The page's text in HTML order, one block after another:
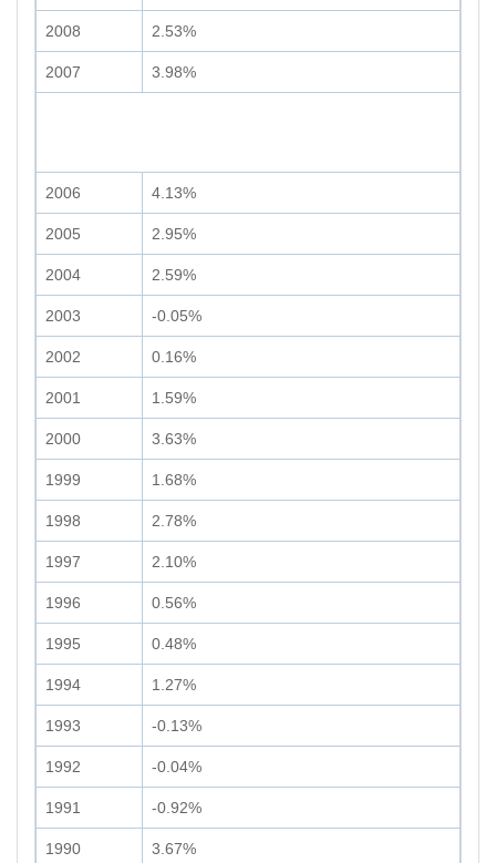
2008 2.53%
2007 3.98%
2006 4.13%
2005 2.95%
2004 2.59%
2003 -0.05%
2002 0.16%
2001 1.59%
2000 3.63%
1999 1.68%
1998 2.78%
1997 2.10%
1996 0.56%
1995 0.48%
1994 1.27%
1993 -0.13%
1992 -0.04%
1991 -0.92%
1990 3.67%